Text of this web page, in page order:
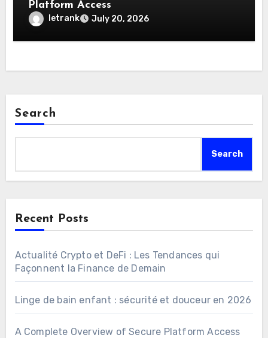
Platform Access
letrank July 20, 2026
Search
Search
Recent Posts
Actualité Crypto et DeFi : Les Tendances qui
Façonnent la Finance de Demain
Linge de bain enfant : sécurité et douceur en 2026
A Complete Overview of Secure Platform Access